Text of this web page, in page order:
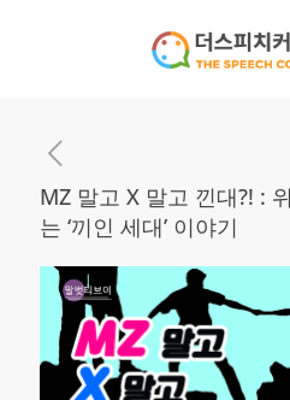
MZ 말고 X 말고 낀대?! :
는 ‘끼인 세대’ 이야기